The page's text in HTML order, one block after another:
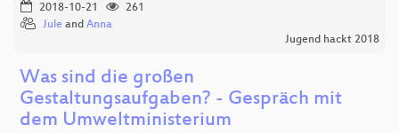
2018-10-21
261
Jule and Anna
Jugend hackt 2018
Was sind die großen
Gestaltungsaufgaben? - Gespräch mit
dem Umweltministerium